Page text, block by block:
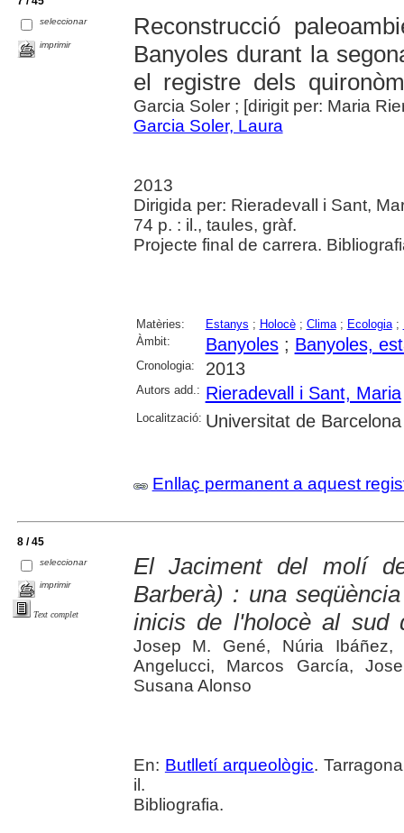
seleccionar
imprimir
Reconstrucció
Banyoles durant la
el registre dels
Garcia Soler ; [dirigit per: Maria
Garcia Soler, Laura
2013
Dirigida per: Rieradevall i Sant,
74 p. : il., taules, gràf.
Projecte final de carrera.
Matèries: Estanys ; Holocè; Clima; Ecologia;
Àmbit:
Banyoles; Banyoles,
Cronologia: 2013
Autors add.: Rieradevall i Sant, Maria
Localització: Universitat de Barcelona
Enllaç permanent a aquest
8 / 45
seleccionar
imprimir
Text complet
El Jaciment del molí
Barberà) : una
inicis de l'holocè al sud
Josep M. Gené, Núria Ibáñez,
Angelucci, Marcos García,
Susana Alonso
En: Butlletí arqueològic.
il.
Bibliografia.